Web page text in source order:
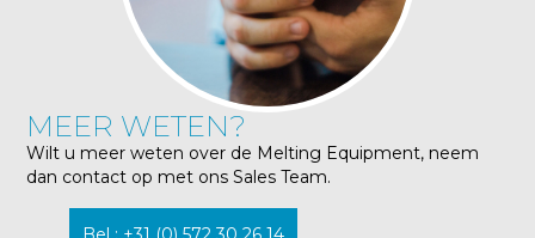
MEER WETEN?
Wilt u meer weten over de Melting Equipment, neem
dan contact op met ons Sales Team.